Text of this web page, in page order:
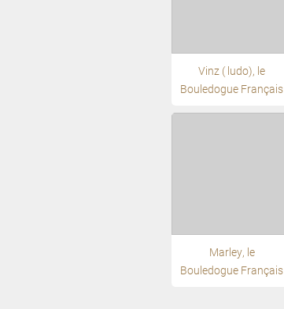
Vinz ( ludo), le
Bouledogue Français
Marley, le
Bouledogue Français